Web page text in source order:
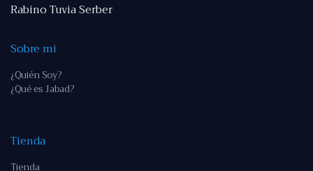
Rabino Tuvia Serber
Sobre mi
¿Quién Soy?
¿Qué es Jabad?
Tienda
Tienda